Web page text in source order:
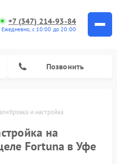
+7 (347) 214-93-84
Ежедневно, с 10:00 до 20:00
Позвонить
и настройка
на
Fortuna в Уфе